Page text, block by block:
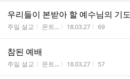
우리들이 본받아 할 예수님의 기
게시판명
주일 설교 작성자
몬트... 작성시간
18.03.27 조회수
69
참된 예배
게시판명
주일 설교 작성자
몬트... 작성시간
18.03.27 조회수
57